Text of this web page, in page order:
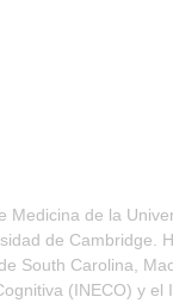
Medicina de la
de Cambridge.
South Carolina,
(INECO) y